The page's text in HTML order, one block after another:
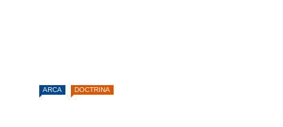
ARCA DOCTRINA